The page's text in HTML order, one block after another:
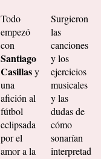
Todo
empezó
con
Santiago
Casillasy
una
afición al
fútbol
eclipsada
por el
amor a la
Surgieron
las
canciones
y los
ejercicios
musicales
y las
dudas de
cómo
sonarían
interpretad